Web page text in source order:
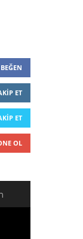
BEĞEN
ET
ET
OL